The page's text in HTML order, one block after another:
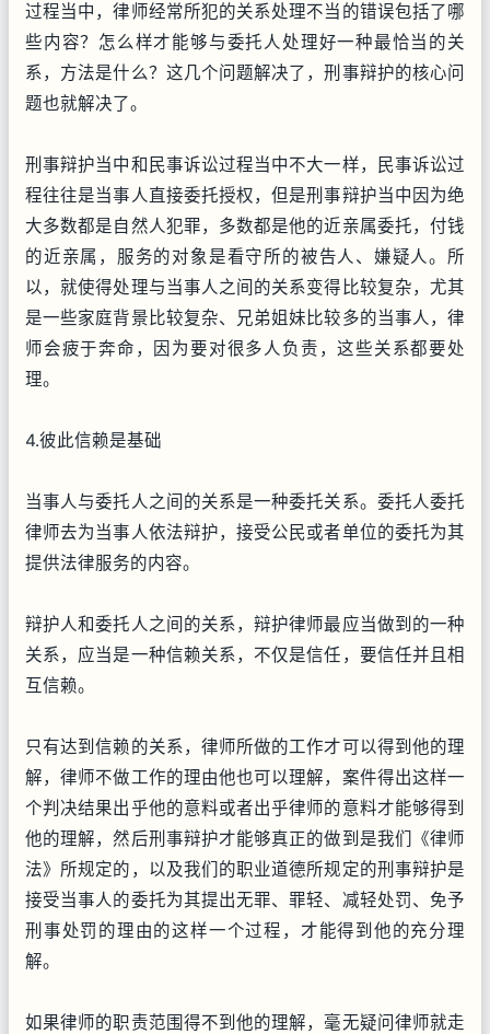
过程当中，律师经常所犯的关系处理不当的错误包括了哪
些内容？怎么样才能够与委托人处理好一种最恰当的关
系，方法是什么？这几个问题解决了，刑事辩护的核心问
题也就解决了。
刑事辩护当中和民事诉讼过程当中不大一样，民事诉讼过
程往往是当事人直接委托授权，但是刑事辩护当中因为绝
大多数都是自然人犯罪，多数都是他的近亲属委托，付钱
的近亲属，服务的对象是看守所的被告人、嫌疑人。所
以，就使得处理与当事人之间的关系变得比较复杂，尤其
是一些家庭背景比较复杂、兄弟姐妹比较多的当事人，律
师会疲于奔命，因为要对很多人负责，这些关系都要处
理。
4.彼此信赖是基础
当事人与委托人之间的关系是一种委托关系。委托人委托
律师去为当事人依法辩护，接受公民或者单位的委托为其
提供法律服务的内容。
辩护人和委托人之间的关系，辩护律师最应当做到的一种
关系，应当是一种信赖关系，不仅是信任，要信任并且相
互信赖。
只有达到信赖的关系，律师所做的工作才可以得到他的理
解，律师不做工作的理由他也可以理解，案件得出这样一
个判决结果出乎他的意料或者出乎律师的意料才能够得到
他的理解，然后刑事辩护才能够真正的做到是我们《律师
法》所规定的，以及我们的职业道德所规定的刑事辩护是
接受当事人的委托为其提出无罪、罪轻、减轻处罚、免予
刑事处罚的理由的这样一个过程，才能得到他的充分理
解。
如果律师的职责范围得不到他的理解，毫无疑问律师就走